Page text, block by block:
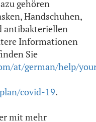
gehören
Handschuhen,
antibakteriellen
Informationen
Sie
at/german/help/
covid-19.
mit mehr